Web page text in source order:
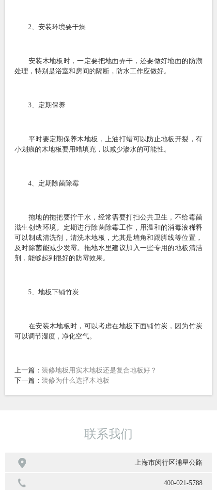
2、安装环境要干燥
安装木地板时，一定要把地面弄干，还要做好地面的防潮
处理，特别是浴室和房间的隔断，防水工作应做好。
3、定期保养
平时要定期保养木地板，上油打蜡可以防止地板开裂，有
小划痕的木地板要用蜡填充，以减少渗水的可能性。
4、定期除菌除霉
拖地的拖把要拧干水，经常需要打扫公共卫生，不给霉菌
滋生创造环境。定期进行除菌除霉工作，用温和的消毒液稀释
可以制成清洗剂，清洗木地板，尤其是墙角和踢脚线等位置，
及时除菌能减少发霉。拖地水里建议加入一些专用的地板清洁
剂，能够起到很好的防霉效果。
5、地板下铺竹炭
在安装木地板时，可以考虑在地板下面铺竹炭，因为竹炭
可以调节湿度，净化空气。
上一篇： 装修地板用实木地板还是复合地板好？
下一篇： 装修为什么选择木地板
联系我们
 上海市闵行区浦星公路
400-021-5788